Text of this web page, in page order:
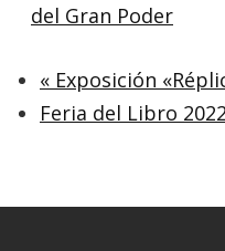
del Gran Poder
« Exposición
Feria del Libro 2022